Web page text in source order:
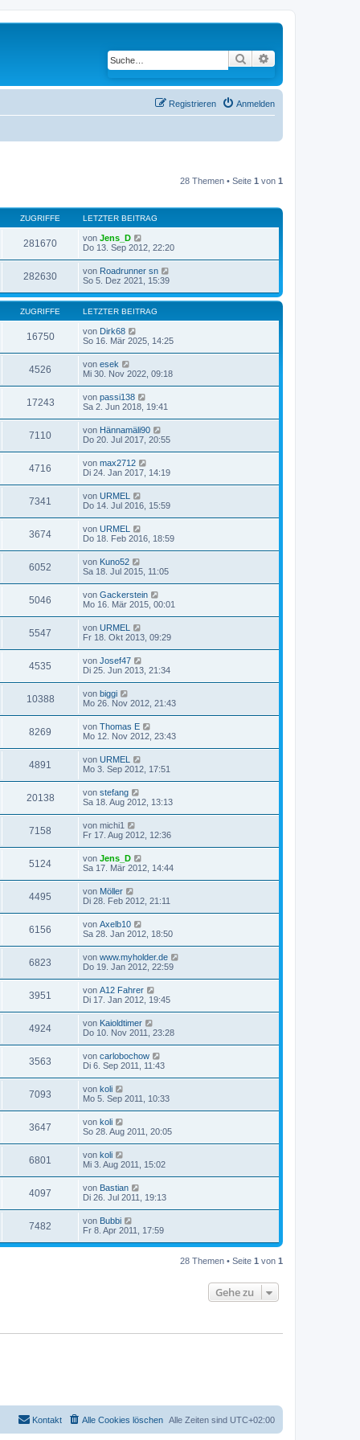
Suche
Anmelden
Registrieren
28 Themen • Seite 1 von 1
ZUGRIFFE LETZTER BEITRAG
281670 von Jens_D
Do 13. Sep 2012, 22:20
282630 von Roadrunner sn
So 5. Dez 2021, 15:39
ZUGRIFFE LETZTER BEITRAG
16750 von Dirk68
So 16. Mär 2025, 14:25
4526 von esek
Mi 30. Nov 2022, 09:18
17243 von passi138
Sa 2. Jun 2018, 19:41
7110 von Hännamäli90
Do 20. Jul 2017, 20:55
4716 von max2712
Di 24. Jan 2017, 14:19
7341 von URMEL
Do 14. Jul 2016, 15:59
3674 von URMEL
Do 18. Feb 2016, 18:59
6052 von Kuno52
Sa 18. Jul 2015, 11:05
5046 von Gackerstein
Mo 16. Mär 2015, 00:01
5547 von URMEL
Fr 18. Okt 2013, 09:29
4535 von Josef47
Di 25. Jun 2013, 21:34
10388 von biggi
Mo 26. Nov 2012, 21:43
8269 von Thomas E
Mo 12. Nov 2012, 23:43
4891 von URMEL
Mo 3. Sep 2012, 17:51
20138 von stefang
Sa 18. Aug 2012, 13:13
7158 von michi1
Fr 17. Aug 2012, 12:36
5124 von Jens_D
Sa 17. Mär 2012, 14:44
4495 von Möller
Di 28. Feb 2012, 21:11
6156 von Axelb10
Sa 28. Jan 2012, 18:50
6823 von www.myholder.de
Do 19. Jan 2012, 22:59
3951 von A12 Fahrer
Di 17. Jan 2012, 19:45
4924 von Kaioldtimer
Do 10. Nov 2011, 23:28
3563 von carlobochow
Di 6. Sep 2011, 11:43
7093 von koli
Mo 5. Sep 2011, 10:33
3647 von koli
So 28. Aug 2011, 20:05
6801 von koli
Mi 3. Aug 2011, 15:02
4097 von Bastian
Di 26. Jul 2011, 19:13
7482 von Bubbi
Fr 8. Apr 2011, 17:59
28 Themen • Seite 1 von 1
Gehe zu
Alle Zeiten sind UTC+02:00
Alle Cookies löschen
Kontakt